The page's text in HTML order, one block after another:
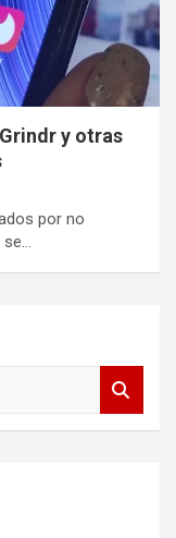
y otras
por no
se…